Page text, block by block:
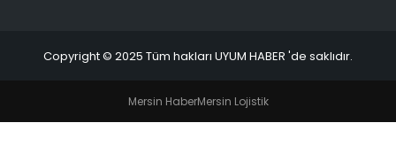
Copyright © 2025 Tüm hakları UYUM HABER 'de saklıdır.
Mersin HaberMersin Lojistik